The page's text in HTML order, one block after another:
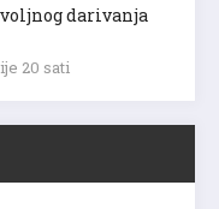
darivanja
20 sati